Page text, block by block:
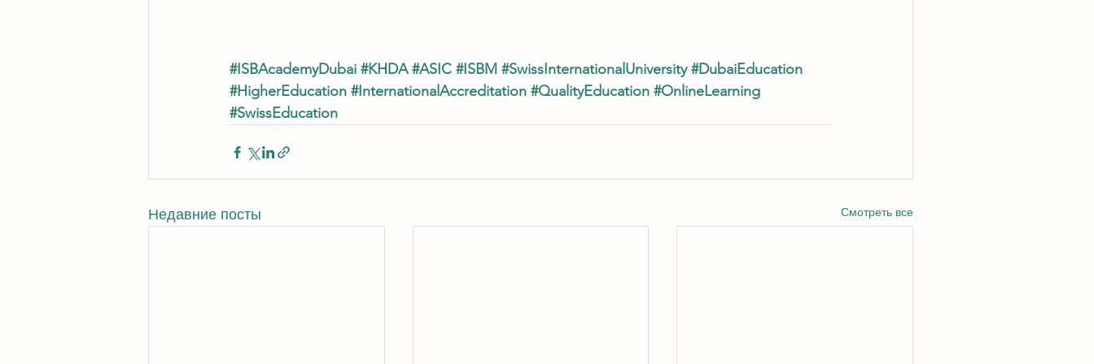
#ISBAcademyDubai #KHDA #ASIC #ISBM #SwissInternationalUniversity #DubaiEducation
#HigherEducation #InternationalAccreditation #QualityEducation #OnlineLearning
#SwissEducation
Недавние посты Смотреть все